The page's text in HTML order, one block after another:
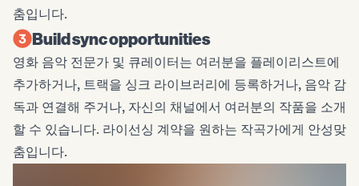
춤입니다.
Build sync opportunities
영화 음악 전문가 및 큐레이터는 여러분을 플레이리스트에
추가하거나, 트랙을 싱크 라이브러리에 등록하거나, 음악 감
독과 연결해 주거나, 자신의 채널에서 여러분의 작품을 소개
할 수 있습니다. 라이선싱 계약을 원하는 작곡가에게 안성맞
춤입니다.